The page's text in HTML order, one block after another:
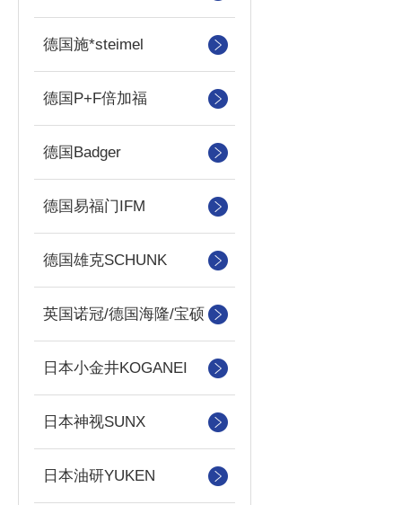
德国施*steimel
德国P+F倍加福
德国Badger
德国易福门IFM
德国雄克SCHUNK
英国诺冠/德国海隆/宝硕
日本小金井KOGANEI
日本神视SUNX
日本油研YUKEN